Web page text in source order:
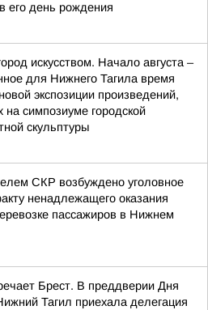
его день рождения
искусством. Начало августа –
для Нижнего Тагила время
экспозиции произведений,
на симпозиуме городской
скульптуры
СКР возбуждено уголовное
ненадлежащего оказания
пассажиров в Нижнем
Брест. В преддверии Дня
Тагил приехала делегация